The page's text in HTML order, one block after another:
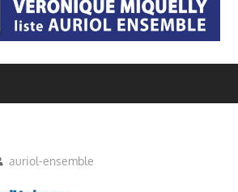
auriol-ensemble